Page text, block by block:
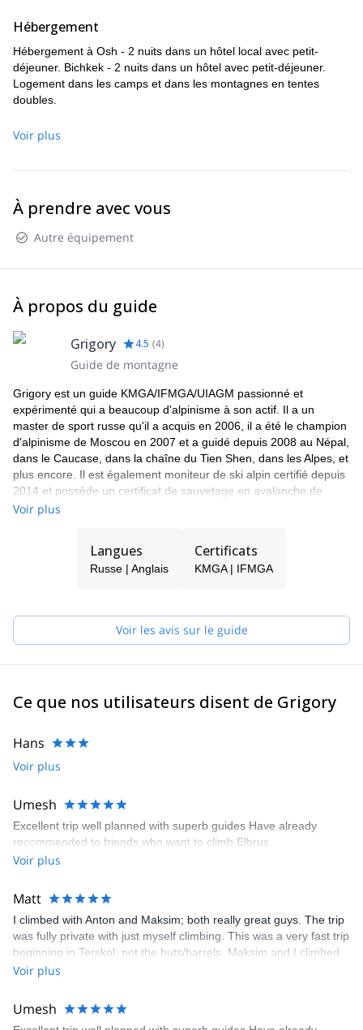
Hébergement
Hébergement à Osh - 2 nuits dans un hôtel local avec petit-
déjeuner. Bichkek - 2 nuits dans un hôtel avec petit-déjeuner.
Logement dans les camps et dans les montagnes en tentes
doubles.
Voir plus
À prendre avec vous
Autre équipement
À propos du guide
Grigory 4.5 (4)
Guide de montagne
Grigory est un guide KMGA/IFMGA/UIAGM passionné et
expérimenté qui a beaucoup d'alpinisme à son actif. Il a un
master de sport russe qu'il a acquis en 2006, il a été le champion
d'alpinisme de Moscou en 2007 et a guidé depuis 2008 au Népal,
dans le Caucase, dans la chaîne du Tien Shen, dans les Alpes, et
plus encore. Il est également moniteur de ski alpin certifié depuis
2014 et possède un certificat de sauvetage en avalanche de
l'Association russe des guides de montagne.
Voir plus
Langues
Russe | Anglais
Certificats
KMGA | IFMGA
Voir les avis sur le guide
Ce que nos utilisateurs disent de Grigory
Hans
Voir plus
Umesh
Excellent trip well planned with superb guides Have already
recommended to friends who want to climb Elbrus
Voir plus
Matt
I climbed with Anton and Maksim; both really great guys. The trip
was fully private with just myself climbing. This was a very fast trip
beginning in Terskol; not the huts/barrels. Maksim and I climbed
up the barrels from Terskol where we met Anton. Anton and I
the summit and back down to barrels. The entire round trip was
about 23 hours. The weather was cold, snowing/sleet, lots of wind
Voir plus
Umesh